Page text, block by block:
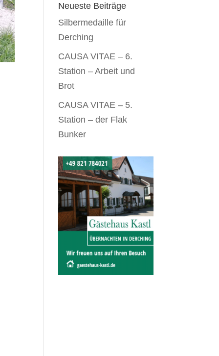
Neueste Beiträge
Silbermedaille für
Derching
CAUSA VITAE – 6.
Station – Arbeit und
Brot
CAUSA VITAE – 5.
Station – der Flak
Bunker